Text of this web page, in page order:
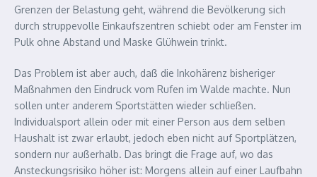
Grenzen der Belastung geht, während die Bevölkerung sich
durch struppevolle Einkaufszentren schiebt oder am Fenster im
Pulk ohne Abstand und Maske Glühwein trinkt.
Das Problem ist aber auch, daß die Inkohärenz bisheriger
Maßnahmen den Eindruck vom Rufen im Walde machte. Nun
sollen unter anderem Sportstätten wieder schließen.
Individualsport allein oder mit einer Person aus dem selben
Haushalt ist zwar erlaubt, jedoch eben nicht auf Sportplätzen,
sondern nur außerhalb. Das bringt die Frage auf, wo das
Ansteckungsrisiko höher ist: Morgens allein auf einer Laufbahn